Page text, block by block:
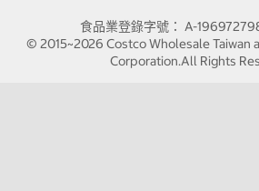
食品業登錄字號： A-
© 2015~2026 Costco Wholesale Taiwan
Corporation.All Rights